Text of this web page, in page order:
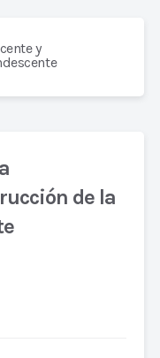
y
de la